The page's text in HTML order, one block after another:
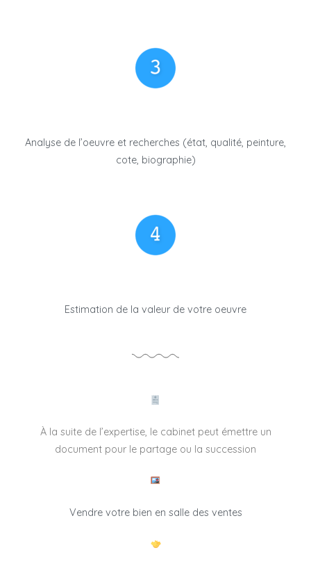
Analyse de l’oeuvre et recherches (état, qualité, peinture,
cote, biographie)
Estimation de la valeur de votre oeuvre
À la suite de l’expertise, le cabinet peut émettre un
document pour le partage ou la succession
Vendre votre bien en salle des ventes